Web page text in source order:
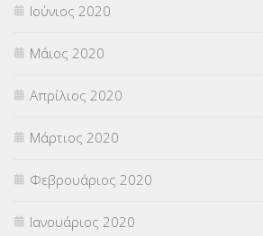
Ιούνιος 2020
Μάιος 2020
Απρίλιος 2020
Μάρτιος 2020
Φεβρουάριος 2020
Ιανουάριος 2020